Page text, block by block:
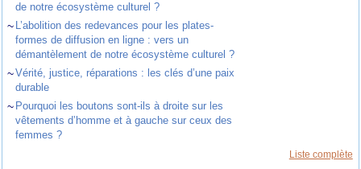
de notre écosystème culturel ?
~ L’abolition des redevances pour les plates-
formes de diffusion en ligne : vers un
démantèlement de notre écosystème culturel ?
~Vérité, justice, réparations : les clés d’une paix
durable
~ Pourquoi les boutons sont-ils à droite sur les
vêtements d’homme et à gauche sur ceux des
femmes ?
Liste complète